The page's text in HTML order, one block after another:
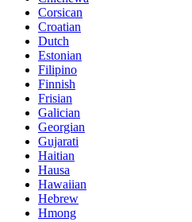
Corsican
Croatian
Dutch
Estonian
Filipino
Finnish
Frisian
Galician
Georgian
Gujarati
Haitian
Hausa
Hawaiian
Hebrew
Hmong